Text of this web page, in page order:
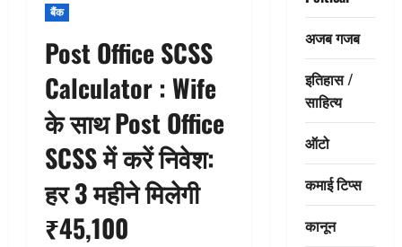
बैंक
Post Office SCSS
Calculator : Wife
के साथ Post Office
SCSS में करें निवेश:
हर 3 महीने मिलेगी
₹45,100
अजब गजब
इतिहास /
साहित्य
ऑटो
कमाई टिप्स
कानून